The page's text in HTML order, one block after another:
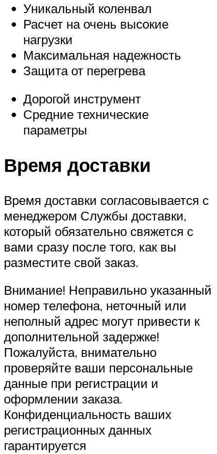
Уникальный коленвал
Расчет на очень высокие
нагрузки
Максимальная надежность
Защита от перегрева
Дорогой инструмент
Средние технические
параметры
Время доставки
Время доставки согласовывается с
менеджером Службы доставки,
который обязательно свяжется с
вами сразу после того, как вы
разместите свой заказ.
Внимание! Неправильно указанный
номер телефона, неточный или
неполный адрес могут привести к
дополнительной задержке!
Пожалуйста, внимательно
проверяйте ваши персональные
данные при регистрации и
оформлении заказа.
Конфиденциальность ваших
регистрационных данных
гарантируется